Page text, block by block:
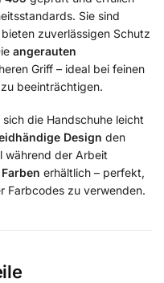
Sie sind
zuverlässigen Schutz
angerauten
Griff – ideal bei feinen
beeinträchtigen.
die Handschuhe leicht
Design den
während der Arbeit
Farben erhältlich – perfekt,
Farbcodes zu verwenden.